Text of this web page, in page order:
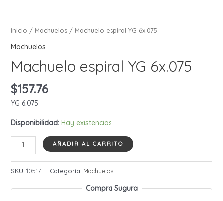
Inicio / Machuelos/ Machuelo espiral YG 6x.075
Machuelos
Machuelo espiral YG 6x.075
$157.76
YG 6.075
Disponibilidad: Hay existencias
Machuelo
espiral
YG
cantidad
AÑADIR AL CARRITO
SKU: 10517 Categoría: Machuelos
Compra Sugura